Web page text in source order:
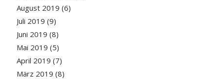
August 2019 (6)
Juli 2019 (9)
Juni 2019 (8)
Mai 2019 (5)
April 2019 (7)
März 2019 (8)